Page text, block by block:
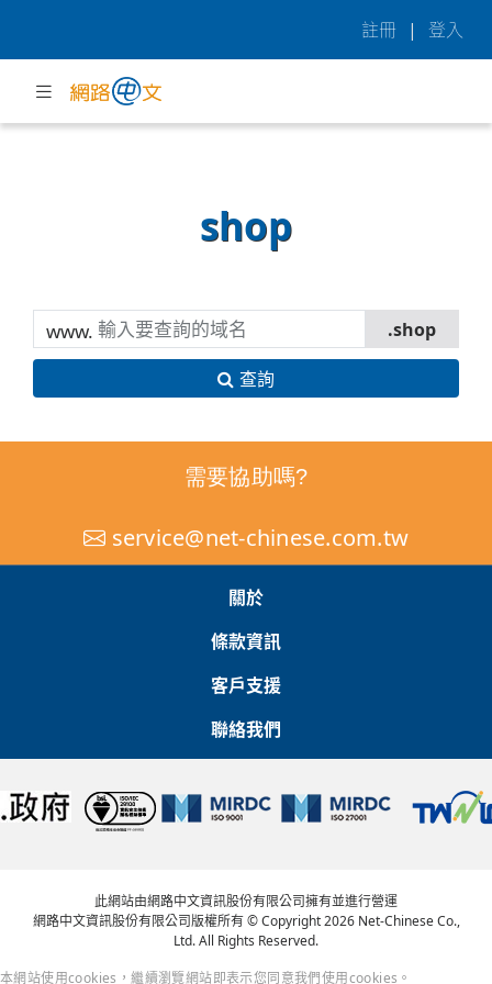
註冊 | 登入
shop
www.
查詢
需要協助嗎?
service@net-chinese.com.tw
關於
條款資訊
客戶支援
聯絡我們
此網站由網路中文資訊股份有限公司擁有並進行營運
網路中文資訊股份有限公司版權所有 © Copyright 2026 Net-Chinese Co.,
Ltd. All Rights Reserved.
本網站使用cookies，繼續瀏覽網站即表示您同意我們使用cookies。